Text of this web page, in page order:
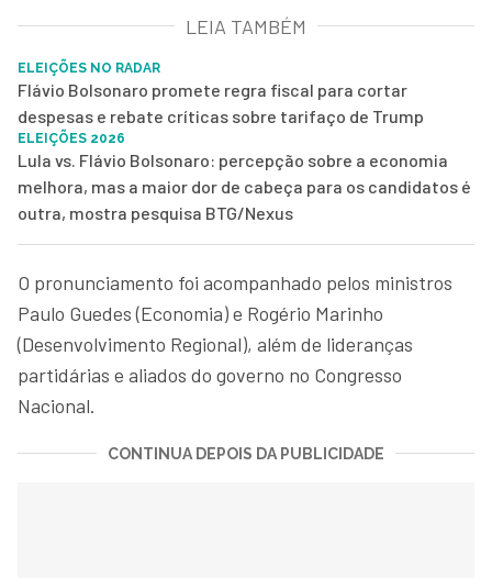
LEIA TAMBÉM
ELEIÇÕES NO RADAR
Flávio Bolsonaro promete regra fiscal para cortar
despesas e rebate críticas sobre tarifaço de Trump
ELEIÇÕES 2026
Lula vs. Flávio Bolsonaro: percepção sobre a economia
melhora, mas a maior dor de cabeça para os candidatos é
outra, mostra pesquisa BTG/Nexus
O pronunciamento foi acompanhado pelos ministros
Paulo Guedes (Economia) e Rogério Marinho
(Desenvolvimento Regional), além de lideranças
partidárias e aliados do governo no Congresso
Nacional.
CONTINUA DEPOIS DA PUBLICIDADE